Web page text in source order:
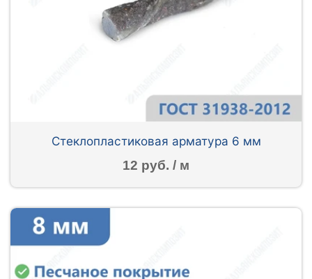
Стеклопластиковая арматура 6 мм
12 руб. / м